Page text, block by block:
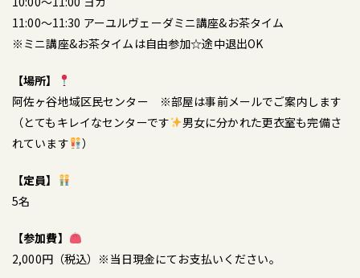
11:00〜11:30 アーユルヴェーダミニ講座&お茶タイム
※ミニ講座&お茶タイムは自由参加☆途中退出OK
【場所】
阿佐ヶ谷地域区民センター ※部屋は事前メールでご案内します
（とてもキレイなセンターです
男女に分かれた更衣室も完備さ
れています
）
【定員】
5名
【参加費】
2,000円（税込）※当日現金にてお支払いください。